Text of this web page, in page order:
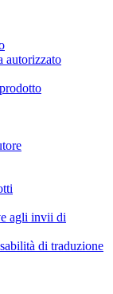
autorizzato
agli invii di
di traduzione